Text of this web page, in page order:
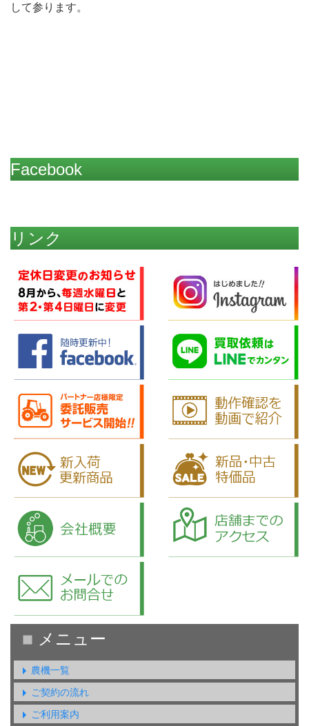
して参ります。
Facebook
リンク
農機一覧
ご契約の流れ
ご利用案内